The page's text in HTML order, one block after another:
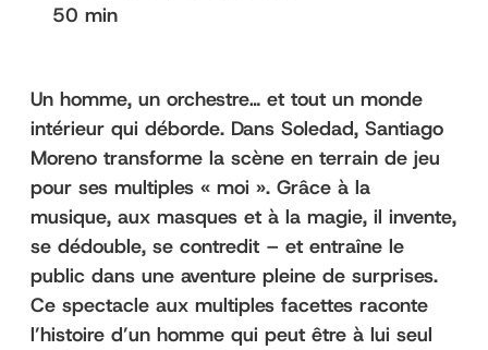
50 min
Un homme, un orchestre… et tout un monde
intérieur qui déborde. Dans Soledad, Santiago
Moreno transforme la scène en terrain de jeu
pour ses multiples « moi ». Grâce à la
musique, aux masques et à la magie, il invente,
se dédouble, se contredit – et entraîne le
public dans une aventure pleine de surprises.
Ce spectacle aux multiples facettes raconte
l’histoire d’un homme qui peut être à lui seul